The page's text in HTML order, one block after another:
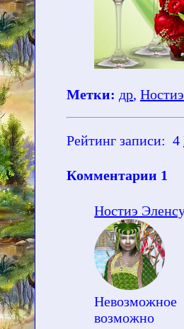
Метки: др,Ностиэ
Рейтинг записи: 4
Комментарии 1
Ностиэ
Невозможное
возможно